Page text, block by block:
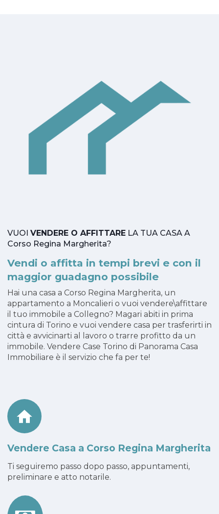
VUOI VENDERE O AFFITTARE LA TUA CASA A
Corso Regina Margherita?
Vendi o affitta in tempi brevi e con il
maggior guadagno possibile
Hai una casa a Corso Regina Margherita, un
appartamento a Moncalieri o vuoi vendere\affittare
il tuo immobile a Collegno? Magari abiti in prima
cintura di Torino e vuoi vendere casa per trasferirti in
città e avvicinarti al lavoro o trarre profitto da un
immobile. Vendere Case Torino di Panorama Casa
Immobiliare è il servizio che fa per te!
Vendere Casa a Corso Regina Margherita
Ti seguiremo passo dopo passo, appuntamenti,
preliminare e atto notarile.